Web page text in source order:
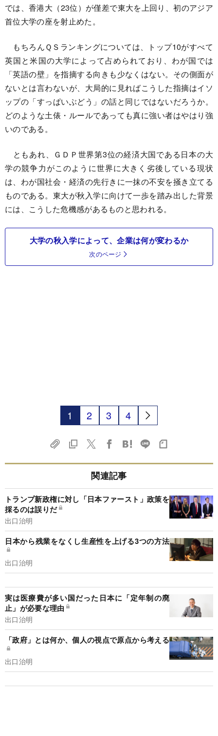
では、香港大（23位）が僅差で東大を上回り、初のアジア
首位大学の座を射止めた。
もちろんＱＳランキングについては、トップ10がすべて
英国と米国の大学によって占められており、わが国では
「英語の壁」を指摘する向きも少なくはない。その側面が
ないとは言わないが、大局的に見ればこうした指摘はイソ
ップの「すっぱいぶどう」の話と同じではないだろうか。
どのような土俵・ルールであっても真に強い者はやはり強
いのである。
ともあれ、ＧＤＰ世界第3位の経済大国である日本の大
学の競争力がこのように世界に大きく劣後している現状
は、わが国社会・経済の先行きに一抹の不安を掻き立てる
ものである。東大が秋入学に向けて一歩を踏み出した背景
には、こうした危機感があるものと思われる。
大学の秋入学によって、企業は何が変わるか
次のページ
1 2 3 4
関連記事
トランプ新政権に対し「日本ファースト」政策を
採るのは誤りだ
出口治明
日本から残業をなくし生産性を上げる3つの方法
出口治明
実は医療費が多い国だった日本に「定年制の廃
止」が必要な理由
出口治明
「政府」とは何か、個人の視点で原点から考える
出口治明